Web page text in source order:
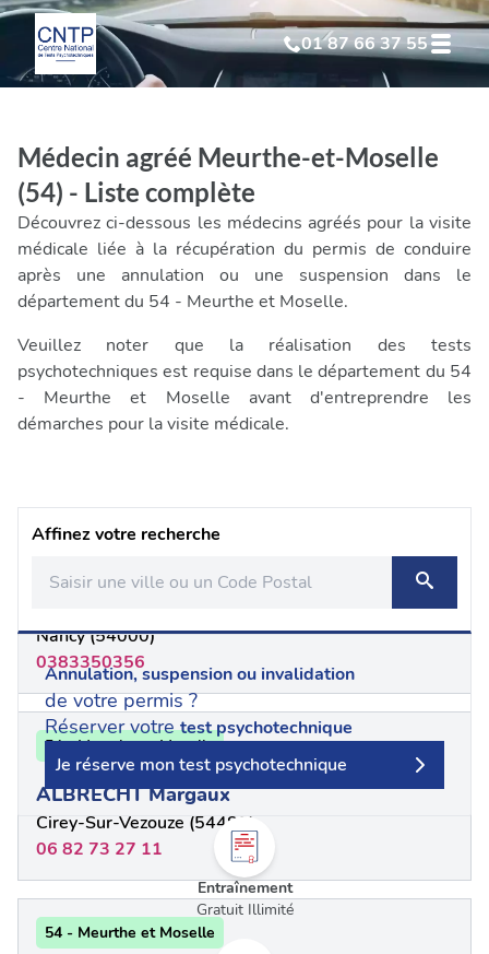
01 87 66 37 55
Test Psychotechnique suite à annulation
Test Psychotechniquesuite à invalidation
Test Psychotechniqueprofessionnel
Médecin agréé Meurthe-et-Moselle
(54) - Liste complète
Découvrez ci-dessous les médecins agréés pour la visite
médicale liée à la récupération du permis de conduire
après une annulation ou une suspension dans le
département du 54 - Meurthe et Moselle.
Veuillez noter que la réalisation des tests
psychotechniques est requise dans le département du 54
- Meurthe et Moselle avant d'entreprendre les
démarches pour la visite médicale.
Affinez votre recherche
Annulation, suspension ou invalidation
de votre permis ?
Réserver votretest psychotechnique
Je réserve mon test psychotechnique
Entraînement
Gratuit Illimité
Nancy (54000)
0383350356
54 - Meurthe et Moselle
ALBRECHT Margaux
Cirey-Sur-Vezouze (54480)
06 82 73 27 11
54 - Meurthe et Moselle